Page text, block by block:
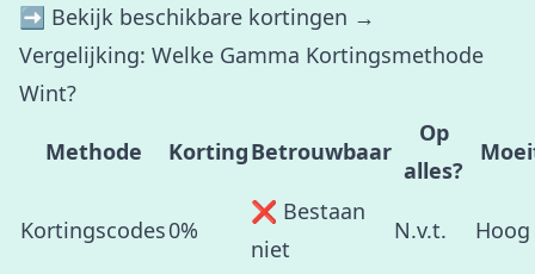
➡️ Bekijk beschikbare kortingen →
Vergelijking: Welke Gamma Kortingsmethode
Wint?
Methode KortingBetrouwbaar
Op
alles?
Kortingscodes0%
❌ Bestaan
niet
N.v.t. Hoog